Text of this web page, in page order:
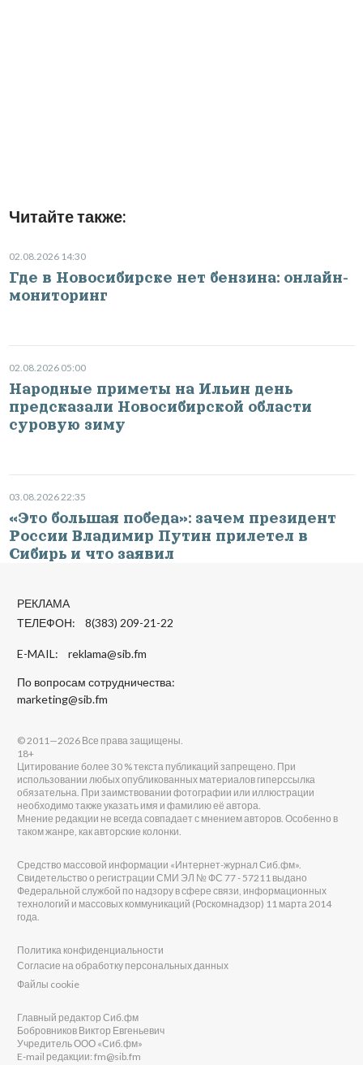
Читайте также:
02.08.2026 14:30
Где в Новосибирске нет бензина: онлайн-
мониторинг
02.08.2026 05:00
Народные приметы на Ильин день
предсказали Новосибирской области
суровую зиму
03.08.2026 22:35
«Это большая победа»: зачем президент
России Владимир Путин прилетел в
Сибирь и что заявил
РЕКЛАМА
ТЕЛЕФОН: 8(383) 209-21-22
E-MAIL: reklama@sib.fm
По вопросам сотрудничества:
marketing@sib.fm
© 2011—2026 Все права защищены.
18+
Цитирование более 30 % текста публикаций запрещено. При
использовании любых опубликованных материалов гиперссылка
обязательна. При заимствовании фотографии или иллюстрации
необходимо также указать имя и фамилию её автора.
Мнение редакции не всегда совпадает с мнением авторов. Особенно в
таком жанре, как авторские колонки.
Средство массовой информации «Интернет-журнал Сиб.фм».
Свидетельство о регистрации СМИ ЭЛ № ФС 77 - 57211 выдано
Федеральной службой по надзору в сфере связи, информационных
технологий и массовых коммуникаций (Роскомнадзор) 11 марта 2014
года.
Политика конфиденциальности
Согласие на обработку персональных данных
Файлы cookie
Главный редактор Сиб.фм
Бобровников Виктор Евгеньевич
Учредитель ООО «Сиб.фм»
E-mail редакции: fm@sib.fm